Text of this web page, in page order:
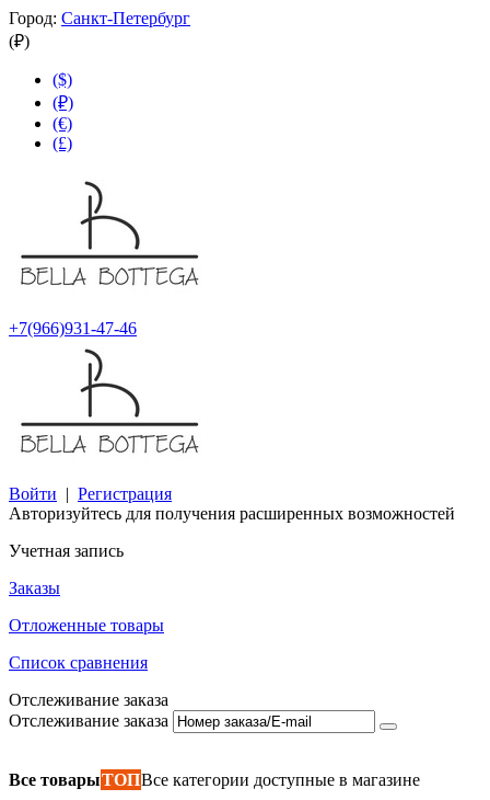
Город: Санкт-Петербург
(₽)
($)
(₽)
(€)
(£)
+7(966)931-47-46
Войти | Регистрация
Авторизуйтесь для получения расширенных возможностей
Учетная запись
Заказы
Отложенные товары
Список сравнения
Отслеживание заказа
Отслеживание заказа
Все товарыТОПВсе категории доступные в магазине